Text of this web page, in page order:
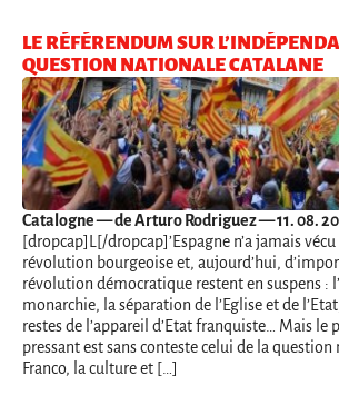
LE RÉFÉRENDUM SUR
QUESTION NATIONALE CATALANE
Catalogne— de Arturo Rodriguez — 11. 08.
[dropcap]L[/dropcap]’Espagne n’a jamais
révolution bourgeoise et, aujourd’hui,
révolution démocratique restent en suspens :
monarchie, la séparation de l’Eglise et de
restes de l’appareil d’Etat franquiste… Mais le
pressant est sans conteste celui de la question
Franco, la culture et […]